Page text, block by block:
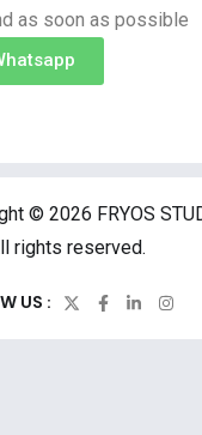
as soon as possible
© 2026 FRYOS
rights reserved.
US :